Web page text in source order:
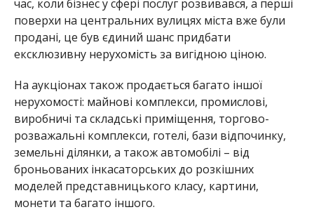
час, коли бізнес у сфері послуг розвивався, а перші
поверхи на центральних вулицях міста вже були
продані, це був єдиний шанс придбати
ексклюзивну нерухомість за вигідною ціною.
На аукціонах також продається багато іншої
нерухомості: майнові комплекси, промислові,
виробничі та складські приміщення, торгово-
розважальні комплекси, готелі, бази відпочинку,
земельні ділянки, а також автомобілі – від
броньованих інкасаторських до розкішних
моделей представницького класу, картини,
монети та багато іншого.